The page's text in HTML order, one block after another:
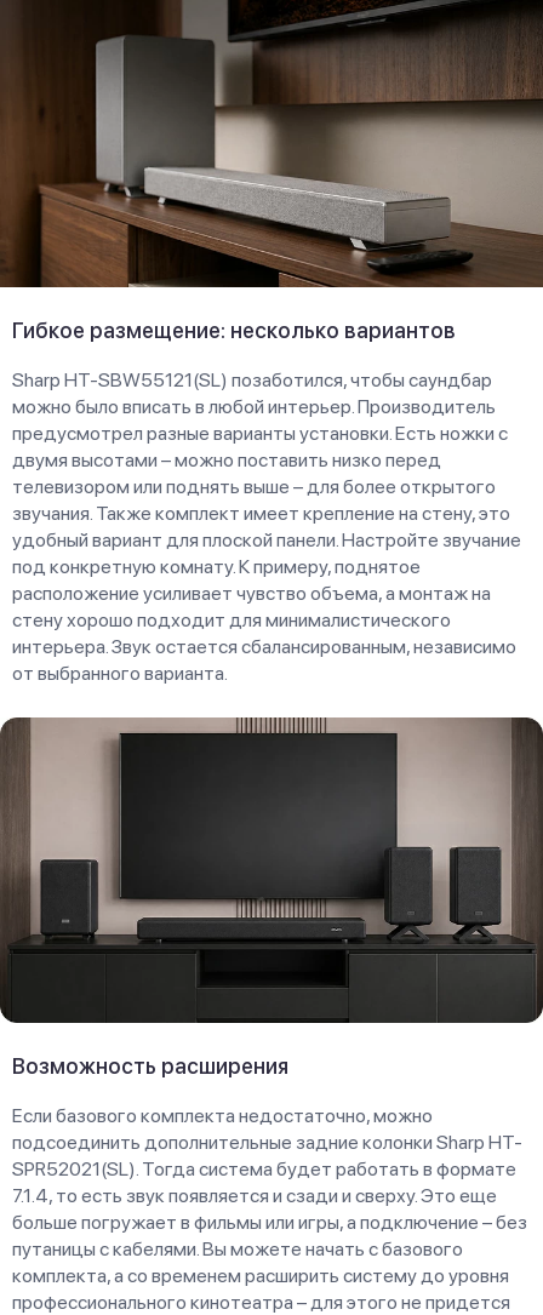
Гибкое размещение: несколько вариантов
Sharp HT-SBW55121(SL) позаботился, чтобы саундбар
можно было вписать в любой интерьер. Производитель
предусмотрел разные варианты установки. Есть ножки с
двумя высотами – можно поставить низко перед
телевизором или поднять выше – для более открытого
звучания. Также комплект имеет крепление на стену, это
удобный вариант для плоской панели. Настройте звучание
под конкретную комнату. К примеру, поднятое
расположение усиливает чувство объема, а монтаж на
стену хорошо подходит для минималистического
интерьера. Звук остается сбалансированным, независимо
от выбранного варианта.
Возможность расширения
Если базового комплекта недостаточно, можно
подсоединить дополнительные задние колонки Sharp HT-
SPR52021(SL). Тогда система будет работать в формате
7.1.4, то есть звук появляется и сзади и сверху. Это еще
больше погружает в фильмы или игры, а подключение – без
путаницы с кабелями. Вы можете начать с базового
комплекта, а со временем расширить систему до уровня
профессионального кинотеатра – для этого не придется